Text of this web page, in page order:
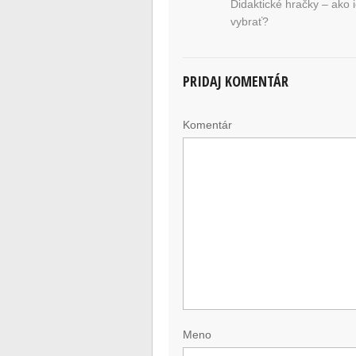
Didaktické hračky – ako
vybrať?
PRIDAJ KOMENTÁR
Komentár
Meno